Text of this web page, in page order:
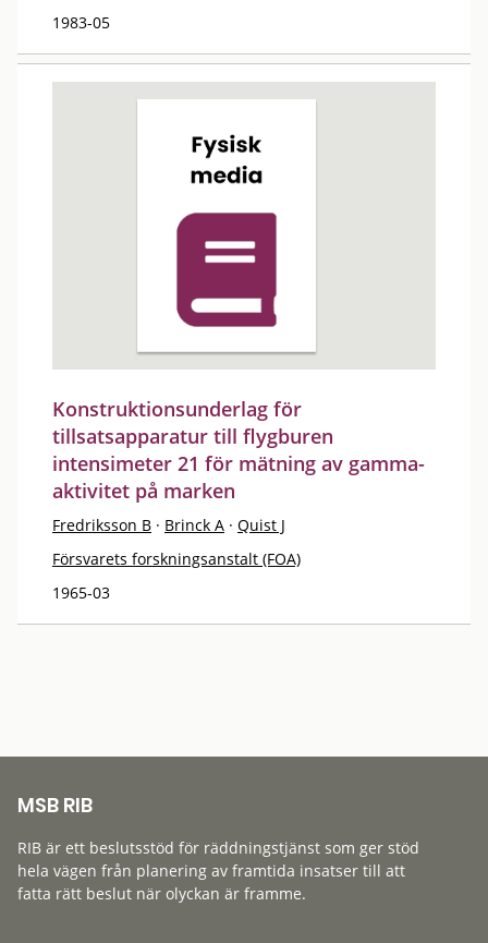
1983-05
Konstruktionsunderlag för
tillsatsapparatur till flygburen
intensimeter 21 för mätning av gamma-
aktivitet på marken
Fredriksson B · Brinck A · Quist J
Försvarets forskningsanstalt (FOA)
1965-03
MSB RIB
RIB är ett beslutsstöd för räddningstjänst som ger stöd
hela vägen från planering av framtida insatser till att
fatta rätt beslut när olyckan är framme.